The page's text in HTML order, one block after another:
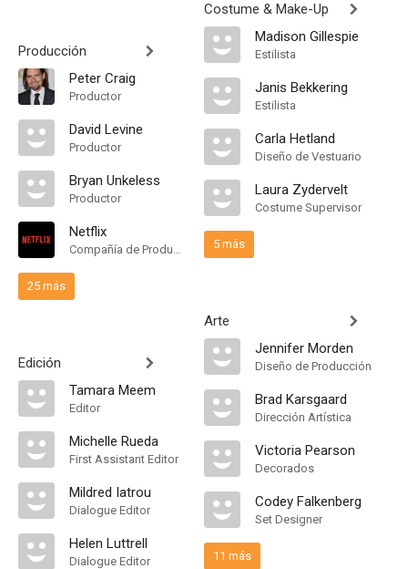
Producción
Peter Craig
Productor
David Levine
Productor
Bryan Unkeless
Productor
Netflix
Compañía de Produccion
25 más
Edición
Tamara Meem
Editor
Michelle Rueda
First Assistant Editor
Mildred Iatrou
Dialogue Editor
Helen Luttrell
Dialogue Editor
Costume & Make-Up
Madison Gillespie
Estilista
Janis Bekkering
Estilista
Carla Hetland
Diseño de Vestuario
Laura Zydervelt
Costume Supervisor
5 más
Arte
Jennifer Morden
Diseño de Producción
Brad Karsgaard
Dirección Artística
Victoria Pearson
Decorados
Codey Falkenberg
Set Designer
11 más